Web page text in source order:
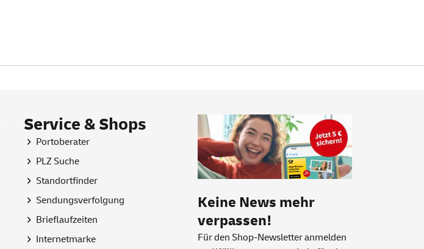
Service & Shops
Portoberater
PLZ Suche
Standortfinder
Sendungsverfolgung
Brieflaufzeiten
Internetmarke
Keine News mehr
verpassen!
Für den Shop-Newsletter anmelden